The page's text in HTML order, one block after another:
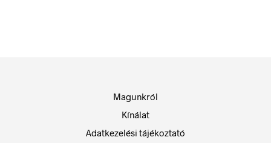
Magunkról
Kínálat
Adatkezelési tájékoztató